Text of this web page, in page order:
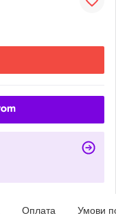
Оплата Умови